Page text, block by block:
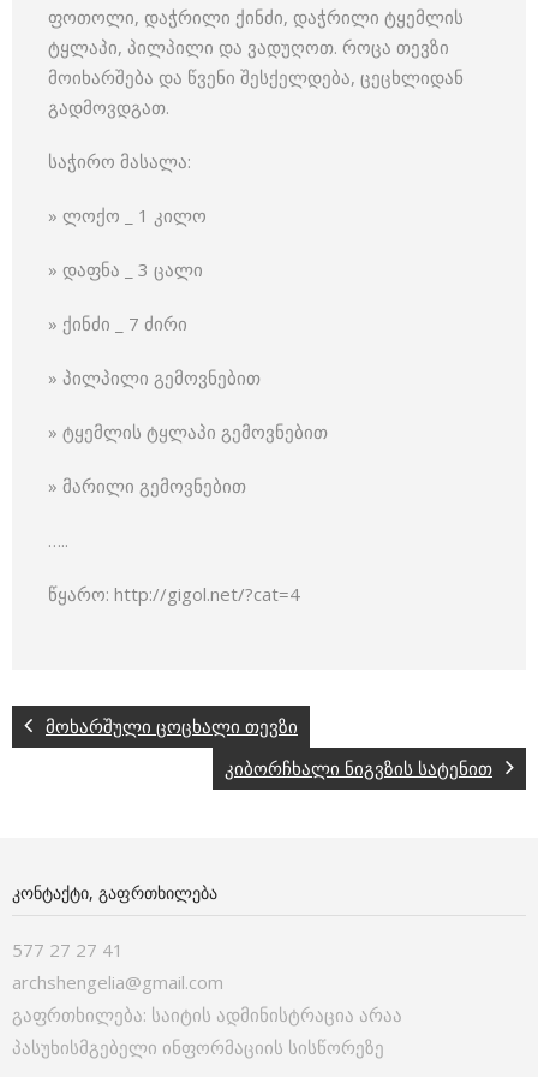
ფოთოლი, დაჭრილი ქინძი, დაჭრილი ტყემლის
ტყლაპი, პილპილი და ვადუღოთ. როცა თევზი
მოიხარშება და წვენი შესქელდება, ცეცხლიდან
გადმოვდგათ.
საჭირო მასალა:
» ლოქო _ 1 კილო
» დაფნა _ 3 ცალი
» ქინძი _ 7 ძირი
» პილპილი გემოვნებით
» ტყემლის ტყლაპი გემოვნებით
» მარილი გემოვნებით
…..
წყარო: http://gigol.net/?cat=4
მოხარშული ცოცხალი თევზი
კიბორჩხალი ნიგვზის სატენით
ᲙᲝᲜᲢᲐᲥᲢᲘ, ᲒᲐᲤᲠᲗᲮᲘᲚᲔᲑᲐ
577 27 27 41
archshengelia@gmail.com
გაფრთხილება: საიტის ადმინისტრაცია არაა
პასუხისმგებელი ინფორმაციის სისწორეზე